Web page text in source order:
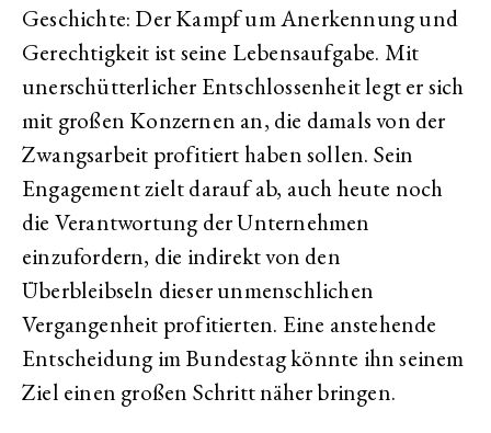
Geschichte: Der Kampf um Anerkennung und
Gerechtigkeit ist seine Lebensaufgabe. Mit
unerschütterlicher Entschlossenheit legt er sich
mit großen Konzernen an, die damals von der
Zwangsarbeit profitiert haben sollen. Sein
Engagement zielt darauf ab, auch heute noch
die Verantwortung der Unternehmen
einzufordern, die indirekt von den
Überbleibseln dieser unmenschlichen
Vergangenheit profitierten. Eine anstehende
Entscheidung im Bundestag könnte ihn seinem
Ziel einen großen Schritt näher bringen.